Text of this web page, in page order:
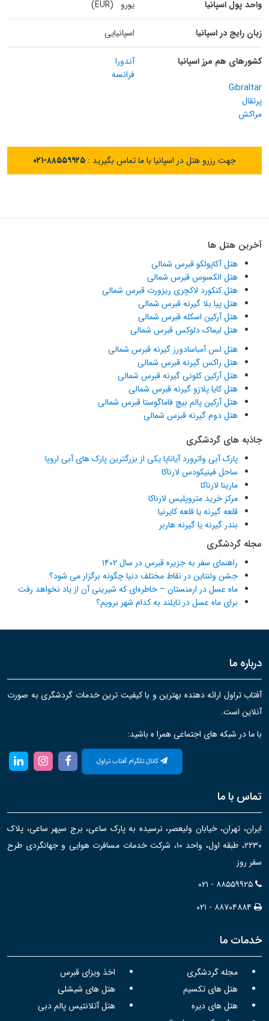
واحد پول اسپانیا یورو (EUR)
زبان رایج در اسپانیا اسپانیایی
کشورهای هم مرز اسپانیا
آندورا
فرانسه
Gibraltar
پرتقال
مراکش
جهت رزرو هتل در اسپانیا با ما تماس بگیرید : ۰۲۱-۸۸۵۵۹۹۲۵
آخرین هتل ها
هتل آکاپولکو قبرس شمالی
هتل الکسوس قبرس شمالی
هتل کنکورد لاکچری ریزورت قبرس شمالی
هتل پیا بلا گیرنه قبرس شمالی
هتل آرکین اسکله قبرس شمالی
هتل لیماک دلوکس قبرس شمالی
هتل لس آمباسادورز گیرنه قبرس شمالی
هتل راکس گیرنه قبرس شمالی
هتل آرکین کلونی گیرنه قبرس شمالی
هتل کایا پلازو گیرنه قبرس شمالی
هتل آرکین پالم بیچ فاماگوستا قبرس شمالی
هتل دوم گیرنه قبرس شمالی
جاذبه های گردشگری
پارک آبی واترورد آیاناپا یکی از بزرگترین پارک های آبی اروپا
ساحل فینیکودس لارناکا
مارینا لارناکا
مرکز خرید متروپلیس لارناکا
قلعه گیرنه یا قلعه کایرنیا
بندر گیرنه یا گیرنه هاربر
مجله گردشگری
راهنمای سفر به جزیره قبرس در سال ۱۴۰۲
جشن ولنتاین در نقاط مختلف دنیا چگونه برگزار می شود؟
ماه عسل در ارمنستان – خاطره‌ای که شیرینی آن از یاد نخواهد رفت
برای ماه عسل در تایلند به کدام شهر برویم؟
درباره ما
آفتاب تراول ارائه دهنده بهترین و با کیفیت ترین خدمات گردشگری به صورت
آنلاین است.
با ما در شبکه های اجتماعی همرا ه باشید:
کانال تلگرام آفتاب تراول
تماس با ما
ایران، تهران، خیابان ولیعصر، نرسیده به پارک ساعی، برج سپهر ساعی، پلاک
۲۲۳۰، طبقه اول، واحد ۱۰، شرکت خدمات مسافرت هوایی و جهانگردی طرح
سفر روز
۰۲۱ - ۸۸۵۵۹۹۲۵
۰۲۱ - ۸۸۷۰۴۸۸۴
خدمات ما
مجله گردشگری
اخذ ویزای قبرس
هتل های تکسیم
هتل های شیشلی
هتل های دیره
هتل آتلانتیس پالم دبی